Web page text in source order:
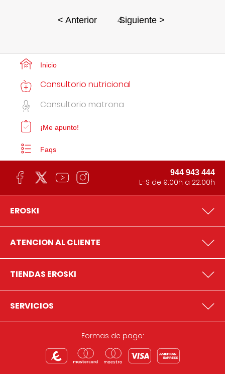
< Anterior 4
Siguiente >
Inicio
Consultorio nutricional
Consultorio matrona
¡Me apunto!
Faqs
944 943 444
L-S de 9:00h a 22:00h
EROSKI
ATENCION AL CLIENTE
TIENDAS EROSKI
SERVICIOS
Formas de pago: